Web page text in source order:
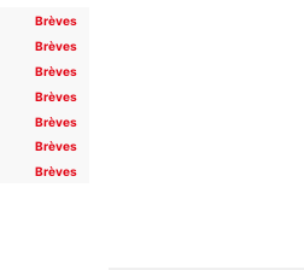
Brèves
Brèves
Brèves
Brèves
Brèves
Brèves
Brèves